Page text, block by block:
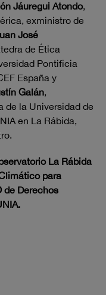
Jáuregui Atondo,
exministro de
José
de Ética
Pontificia
España y
Galán,
de la Universidad de
en La Rábida,
La Rábida
para
de Derechos